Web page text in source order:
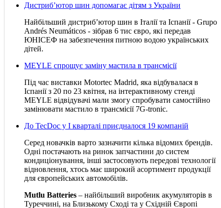
Дистриб’ютор шин допомагає дітям з України
Найбільший дистриб’ютор шин в Італії та Іспанії - Grupo
Andrés Neumáticos - зібрав 6 тис євро, які передав
ЮНІСЕФ на забезпечення питною водою українських
дітей.
MEYLE спрощує заміну мастила в трансмісії
Під час виставки Motortec Madrid, яка відбувалася в
Іспанії з 20 по 23 квітня, на інтерактивному стенді
MEYLE відвідувачі мали змогу спробувати самостійно
замінювати мастило в трансмісії 7G-tronic.
До TecDoc у І кварталі приєдналося 19 компаній
Серед новачків варто зазначити кілька відомих брендів.
Одні постачають на ринок запчастини до систем
кондиціонування, інші застосовують передові технології
відновлення, хтось має широкий асортимент продукції
для європейських автомобілів.
Mutlu Batteries – найбільший виробник акумуляторів в
Туреччині, на Близькому Сході та у Східній Європі